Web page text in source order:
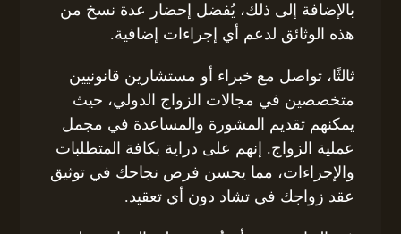
بالإضافة إلى ذلك، يُفضل إحضار عدة نسخ من
هذه الوثائق لدعم أي إجراءات إضافية.
ثالثًا، تواصل مع خبراء أو مستشارين قانونيين
متخصصين في مجالات الزواج الدولي، حيث
يمكنهم تقديم المشورة والمساعدة في مجمل
عملية الزواج. إنهم على دراية بكافة المتطلبات
والإجراءات، مما يحسن فرص نجاحك في توثيق
عقد زواجك في تشاد دون أي تعقيد.